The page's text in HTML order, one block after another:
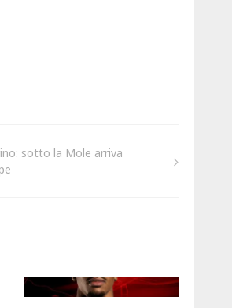
sotto la Mole arriva